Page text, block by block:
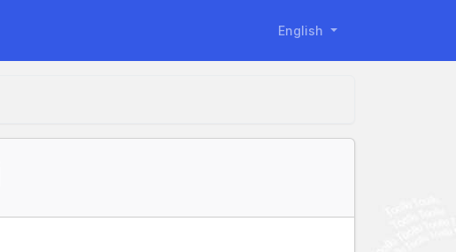
English